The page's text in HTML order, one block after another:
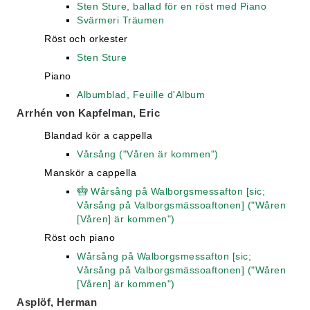
Sten Sture, ballad för en röst med Piano
Svärmeri Träumen
Röst och orkester
Sten Sture
Piano
Albumblad, Feuille d'Album
Arrhén von Kapfelman, Eric
Blandad kör a cappella
Vårsång ("Våren är kommen")
Manskör a cappella
Wårsång på Walborgsmessafton [sic;
Vårsång på Valborgsmässoaftonen] ("Wåren
[Våren] är kommen")
Röst och piano
Wårsång på Walborgsmessafton [sic;
Vårsång på Valborgsmässoaftonen] ("Wåren
[Våren] är kommen")
Asplöf, Herman